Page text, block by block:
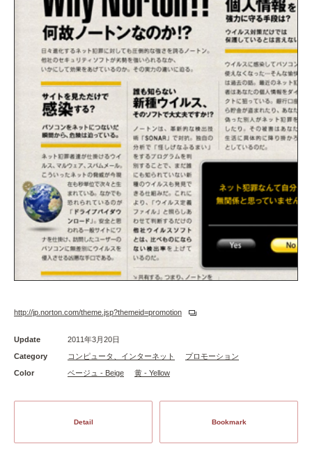
http://jp.norton.com/theme.jsp?themeid=promotion
Update
2011年3月20日
Category
コンピュータ、インターネット
プロモーション
Color
ベージュ - Beige 黄 - Yellow
Detail Bookmark